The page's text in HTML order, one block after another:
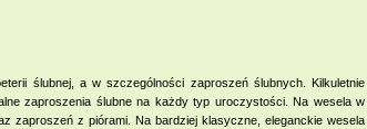
ślubnej, a w szczególności zaproszeń ślubnych. Kilkuletnie
zaproszenia ślubne na każdy typ uroczystości. Na wesela w
zaproszeń z piórami. Na bardziej klasyczne, eleganckie wesela